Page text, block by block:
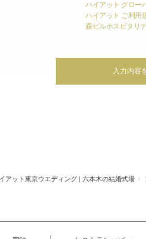
ハイアット グロー
ハイアット ご利用
森ビルホスピタリ
入力内容
アット東京ウエディング | 六本木の結婚式場